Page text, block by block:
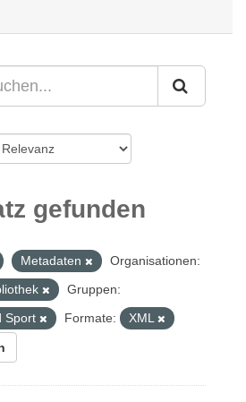
gefunden
Metadaten
Organisationen:
Gruppen:
Sport
Formate: XML